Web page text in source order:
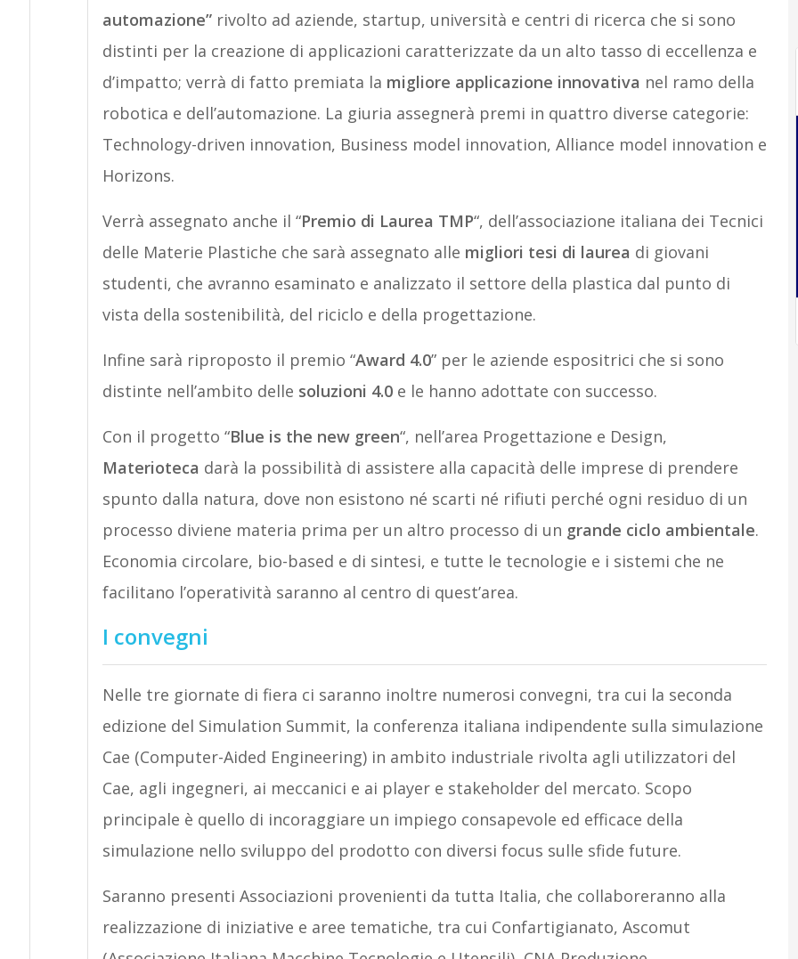
automazione”rivolto ad aziende, startup, università e centri di ricerca che si sono
distinti per la creazione di applicazioni caratterizzate da un alto tasso di eccellenza e
d’impatto; verrà di fatto premiata la migliore applicazione innovativa nel ramo della
robotica e dell’automazione. La giuria assegnerà premi in quattro diverse categorie:
Technology-driven innovation, Business model innovation, Alliance model innovation e
Horizons.
Verrà assegnato anche il “Premio di Laurea TMP“, dell’associazione italiana dei Tecnici
delle Materie Plastiche che sarà assegnato alle migliori tesi di laurea di giovani
studenti, che avranno esaminato e analizzato il settore della plastica dal punto di
vista della sostenibilità, del riciclo e della progettazione.
Infine sarà riproposto il premio “Award 4.0” per le aziende espositrici che si sono
distinte nell’ambito delle soluzioni 4.0e le hanno adottate con successo.
Con il progetto “Blue is the new green“, nell’area Progettazione e Design,
Materioteca darà la possibilità di assistere alla capacità delle imprese di prendere
spunto dalla natura, dove non esistono né scarti né rifiuti perché ogni residuo di un
processo diviene materia prima per un altro processo di un grande ciclo ambientale.
Economia circolare, bio-based e di sintesi, e tutte le tecnologie e i sistemi che ne
facilitano l’operatività saranno al centro di quest’area.
I convegni
Nelle tre giornate di fiera ci saranno inoltre numerosi convegni, tra cui la seconda
edizione del Simulation Summit, la conferenza italiana indipendente sulla simulazione
Cae (Computer-Aided Engineering) in ambito industriale rivolta agli utilizzatori del
Cae, agli ingegneri, ai meccanici e ai player e stakeholder del mercato. Scopo
principale è quello di incoraggiare un impiego consapevole ed efficace della
simulazione nello sviluppo del prodotto con diversi focus sulle sfide future.
Saranno presenti Associazioni provenienti da tutta Italia, che collaboreranno alla
realizzazione di iniziative e aree tematiche, tra cui Confartigianato, Ascomut